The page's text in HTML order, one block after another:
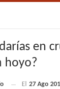
en
hoyo?
El 27 Ago